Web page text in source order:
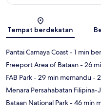
Tempat berdekatan
Pantai Camaya Coast- 1 min
Freeport Area of Bataan- 26
FAB Park- 29 min memandu-
Menara Persahabatan Filipina-
Bataan National Park- 46 min